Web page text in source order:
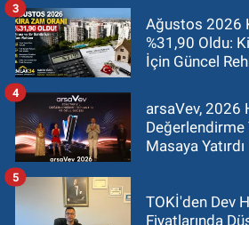
Ağustos 2026
%31,90 Oldu:
İçin Güncel
3
arsaVev, 2026
Değerlendirme
Masaya Yatırdı
4
TOKİ'den Dev
Fiyatlarında
5